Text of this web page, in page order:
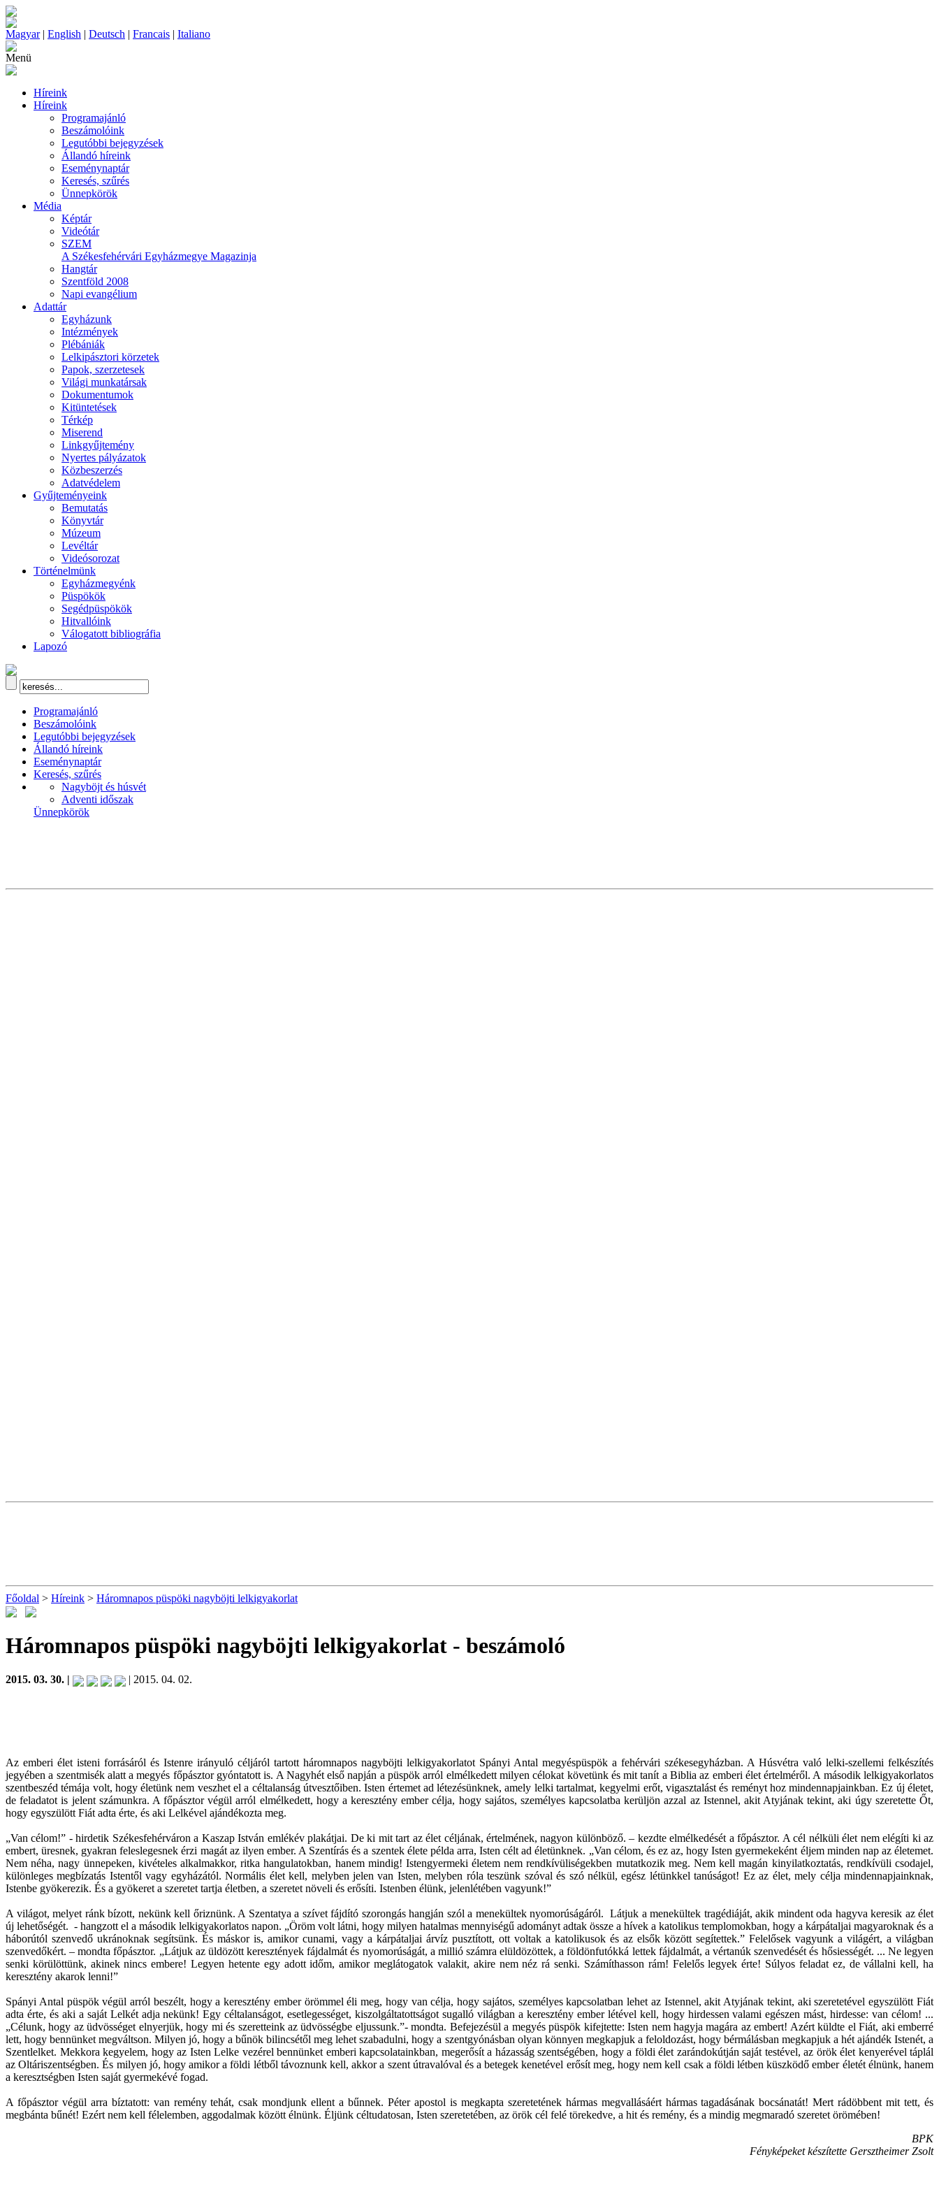
Magyar| English | Deutsch | Francais | Italiano
Menü
Híreink
Híreink
Programajánló
Beszámolóink
Legutóbbi bejegyzések
Állandó híreink
Eseménynaptár
Keresés, szűrés
Ünnepkörök
Média
Képtár
Videótár
SZEM
A Székesfehérvári Egyházmegye Magazinja
Hangtár
Szentföld 2008
Napi evangélium
Adattár
Egyházunk
Intézmények
Plébániák
Lelkipásztori körzetek
Papok, szerzetesek
Világi munkatársak
Dokumentumok
Kitüntetések
Térkép
Miserend
Linkgyűjtemény
Nyertes pályázatok
Közbeszerzés
Adatvédelem
Gyűjteményeink
Bemutatás
Könyvtár
Múzeum
Levéltár
Videósorozat
Történelmünk
Egyházmegyénk
Püspökök
Segédpüspökök
Hitvallóink
Válogatott bibliográfia
Lapozó
Programajánló
Beszámolóink
Legutóbbi bejegyzések
Állandó híreink
Eseménynaptár
Keresés, szűrés
Nagyböjt és húsvét
Adventi időszak
Ünnepkörök
Főoldal > Híreink > Háromnapos püspöki nagyböjti lelkigyakorlat
Háromnapos püspöki nagyböjti lelkigyakorlat - beszámoló
2015. 03. 30. | | 2015. 04. 02.
Az emberi élet isteni forrásáról és Istenre irányuló céljáról tartott háromnapos nagyböjti lelkigyakorlatot Spányi Antal megyéspüspök a fehérvári székesegyházban. A Húsvétra való lelki-szellemi felkészítés
jegyében a szentmisék alatt a megyés főpásztor gyóntatott is. A Nagyhét első napján a püspök arról elmélkedett milyen célokat követünk és mit tanít a Biblia az emberi élet értelméről. A második lelkigyakorlatos
szentbeszéd témája volt, hogy életünk nem veszhet el a céltalanság útvesztőiben. Isten értemet ad létezésünknek, amely lelki tartalmat, kegyelmi erőt, vigasztalást és reményt hoz mindennapjainkban. Ez új életet,
de feladatot is jelent számunkra. A főpásztor végül arról elmélkedett, hogy a keresztény ember célja, hogy sajátos, személyes kapcsolatba kerüljön azzal az Istennel, akit Atyjának tekint, aki úgy szeretette Őt,
hogy egyszülött Fiát adta érte, és aki Lelkével ajándékozta meg.
„Van célom!” - hirdetik Székesfehérváron a Kaszap István emlékév plakátjai. De ki mit tart az élet céljának, értelmének, nagyon különböző. – kezdte elmélkedését a főpásztor. A cél nélküli élet nem elégíti ki az
embert, üresnek, gyakran feleslegesnek érzi magát az ilyen ember. A Szentírás és a szentek élete példa arra, Isten célt ad életünknek. „Van célom, és ez az, hogy Isten gyermekeként éljem minden nap az életemet.
Nem néha, nagy ünnepeken, kivételes alkalmakkor, ritka hangulatokban, hanem mindig! Istengyermeki életem nem rendkívüliségekben mutatkozik meg. Nem kell magán kinyilatkoztatás, rendkívüli csodajel,
különleges megbízatás Istentől vagy egyházától. Normális élet kell, melyben jelen van Isten, melyben róla teszünk szóval és szó nélkül, egész létünkkel tanúságot! Ez az élet, mely célja mindennapjainknak,
Istenbe gyökerezik. És a gyökeret a szeretet tartja életben, a szeretet növeli és erősíti. Istenben élünk, jelenlétében vagyunk!”
A világot, melyet ránk bízott, nekünk kell őriznünk. A Szentatya a szívet fájdító szorongás hangján szól a menekültek nyomorúságáról. Látjuk a menekültek tragédiáját, akik mindent oda hagyva keresik az élet
új lehetőségét. - hangzott el a második lelkigyakorlatos napon. „Öröm volt látni, hogy milyen hatalmas mennyiségű adományt adtak össze a hívek a katolikus templomokban, hogy a kárpátaljai magyaroknak és a
háborútól szenvedő ukránoknak segítsünk. És máskor is, amikor cunami, vagy a kárpátaljai árvíz pusztított, ott voltak a katolikusok és az elsők között segítettek.” Felelősek vagyunk a világért, a világban
szenvedőkért. – mondta főpásztor. „Látjuk az üldözött keresztények fájdalmát és nyomorúságát, a millió számra elüldözöttek, a földönfutókká lettek fájdalmát, a vértanúk szenvedését és hősiességét. ... Ne legyen
senki körülöttünk, akinek nincs embere! Legyen hetente egy adott időm, amikor meglátogatok valakit, akire nem néz rá senki. Számíthasson rám! Felelős legyek érte! Súlyos feladat ez, de vállalni kell, ha
keresztény akarok lenni!”
Spányi Antal püspök végül arról beszélt, hogy a keresztény ember örömmel éli meg, hogy van célja, hogy sajátos, személyes kapcsolatban lehet az Istennel, akit Atyjának tekint, aki szeretetével egyszülött Fiát
adta érte, és aki a saját Lelkét adja nekünk! Egy céltalanságot, esetlegességet, kiszolgáltatottságot sugalló világban a keresztény ember létével kell, hogy hirdessen valami egészen mást, hirdesse: van célom! ...
„Célunk, hogy az üdvösséget elnyerjük, hogy mi és szeretteink az üdvösségbe eljussunk.”- mondta. Befejezésül a megyés püspök kifejtette: Isten nem hagyja magára az embert! Azért küldte el Fiát, aki emberré
lett, hogy bennünket megváltson. Milyen jó, hogy a bűnök bilincsétől meg lehet szabadulni, hogy a szentgyónásban olyan könnyen megkapjuk a feloldozást, hogy bérmálásban megkapjuk a hét ajándék Istenét, a
Szentlelket. Mekkora kegyelem, hogy az Isten Lelke vezérel bennünket emberi kapcsolatainkban, megerősít a házasság szentségében, hogy a földi élet zarándokútján saját testével, az örök élet kenyerével táplál
az Oltáriszentségben. És milyen jó, hogy amikor a földi létből távoznunk kell, akkor a szent útravalóval és a betegek kenetével erősít meg, hogy nem kell csak a földi létben küszködő ember életét élnünk, hanem
a keresztségben Isten saját gyermekévé fogad.
A főpásztor végül arra bíztatott: van remény tehát, csak mondjunk ellent a bűnnek. Péter apostol is megkapta szeretetének hármas megvallásáért hármas tagadásának bocsánatát! Mert rádöbbent mit tett, és
megbánta bűnét! Ezért nem kell félelemben, aggodalmak között élnünk. Éljünk céltudatosan, Isten szeretetében, az örök cél felé törekedve, a hit és remény, és a mindig megmaradó szeretet örömében!
BPK
Fényképeket készítette Gersztheimer Zsolt